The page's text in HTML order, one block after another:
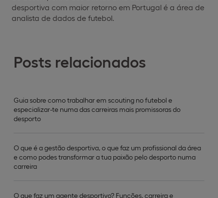
Posts relacionados
Guia sobre como trabalhar em scouting no futebol e
especializar-te numa das carreiras mais promissoras do
desporto
O que é a gestão desportiva, o que faz um profissional da área
e como podes transformar a tua paixão pelo desporto numa
carreira
O que faz um agente desportivo? Funções, carreira e
desportiva com maior retorno em Portugal é a área de
analista de dados de futebol.